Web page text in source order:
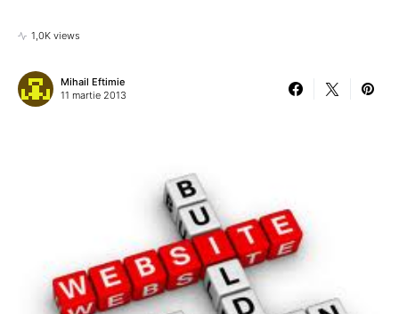
1,0K views
Mihail Eftimie
11 martie 2013